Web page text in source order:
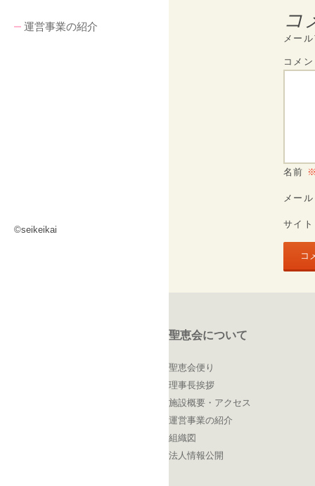
運営事業の紹介
©seikeikai
コ
メー
コメ
名前
メー
サイト
聖恵会について
聖恵会便り
理事長挨拶
施設概要・アクセス
運営事業の紹介
組織図
法人情報公開